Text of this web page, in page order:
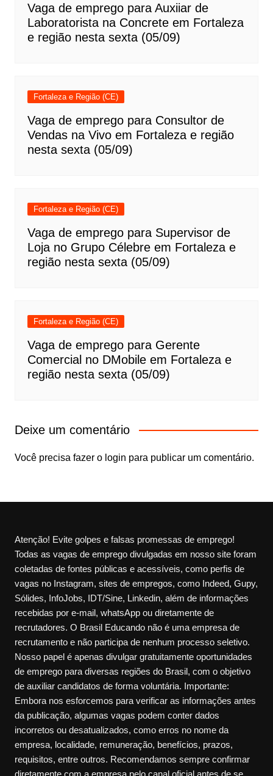
Vaga de emprego para Auxiiar de
Laboratorista na Concrete em Fortaleza
e região nesta sexta (05/09)
Fortaleza e Região (CE)
Vaga de emprego para Consultor de
Vendas na Vivo em Fortaleza e região
nesta sexta (05/09)
Fortaleza e Região (CE)
Vaga de emprego para Supervisor de
Loja no Grupo Célebre em Fortaleza e
região nesta sexta (05/09)
Fortaleza e Região (CE)
Vaga de emprego para Gerente
Comercial no DMobile em Fortaleza e
região nesta sexta (05/09)
Deixe um comentário
Você precisa fazer o login para publicar um comentário.
Atenção! Evite golpes e falsas promessas de emprego!
Todas as vagas de emprego divulgadas em nosso site foram
coletadas de fontes públicas e acessíveis, como perfis de
vagas no Instagram, sites de empregos, como Indeed, Gupy,
Sólides, InfoJobs, IDT/Sine, Linkedin, além de informações
recebidas por e-mail, whatsApp ou diretamente de
recrutadores. O Brasil Educando não é uma empresa de
recrutamento e não participa de nenhum processo seletivo.
Nosso papel é apenas divulgar gratuitamente oportunidades
de emprego para diversas regiões do Brasil, com o objetivo
de auxiliar candidatos de forma voluntária. Importante:
Embora nos esforcemos para verificar as informações antes
da publicação, algumas vagas podem conter dados
incorretos ou desatualizados, como erros no nome da
empresa, localidade, remuneração, benefícios, prazos,
requisitos, entre outros. Recomendamos sempre confirmar
diretamente com a empresa pelo canal oficial antes de se